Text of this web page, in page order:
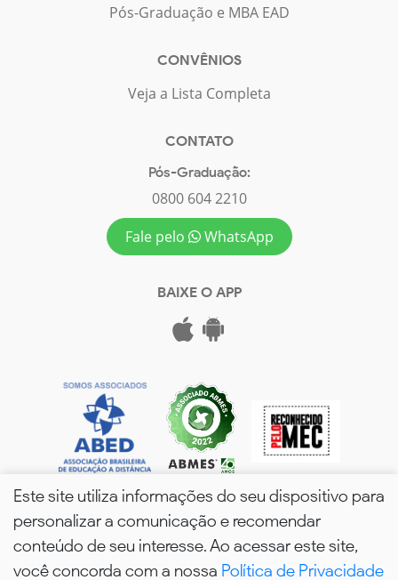
Pós-Graduação e MBA EAD
CONVÊNIOS
Veja a Lista Completa
CONTATO
Pós-Graduação:
0800 604 2210
Fale pelo
WhatsApp
BAIXE O APP
wPós - 2026. Todos os Direitos Reservados.
Este site utiliza informações do seu dispositivo para
personalizar a comunicação e recomendar
conteúdo de seu interesse. Ao acessar este site,
você concorda com a nossa Política de Privacidade